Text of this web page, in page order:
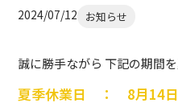
2024/07/12 お知らせ
誠に勝手ながら 下記の期間
夏季休業日 ： 8月14日